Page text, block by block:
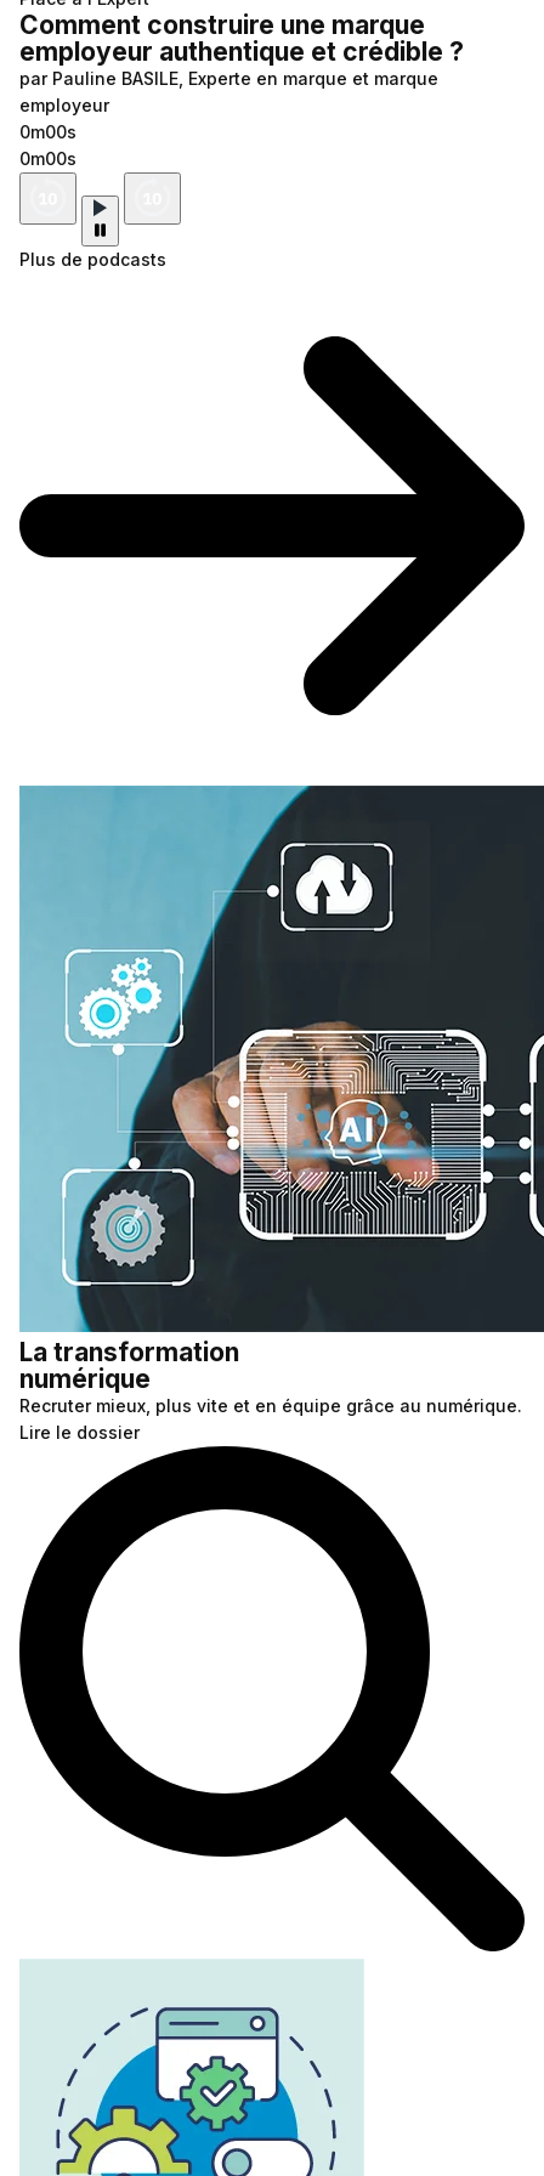
Comment construire une marque
employeur authentique et crédible ?
par Pauline BASILE, Experte en marque et marque
employeur
0m00s
0m00s
Plus de podcasts
La transformation
numérique
Recruter mieux, plus vite et en équipe grâce au numérique.
Lire le dossier